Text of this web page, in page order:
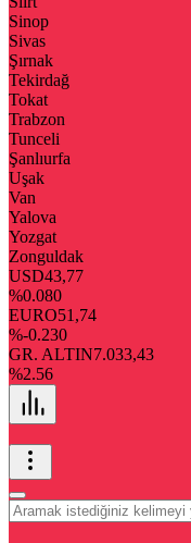
Sinop
Sivas
Şırnak
Tekirdağ
Tokat
Trabzon
Tunceli
Şanlıurfa
Uşak
Van
Yalova
Yozgat
Zonguldak
USD43,77
%0.080
EURO51,74
%-0.230
GR. ALTIN7.033,43
%2.56